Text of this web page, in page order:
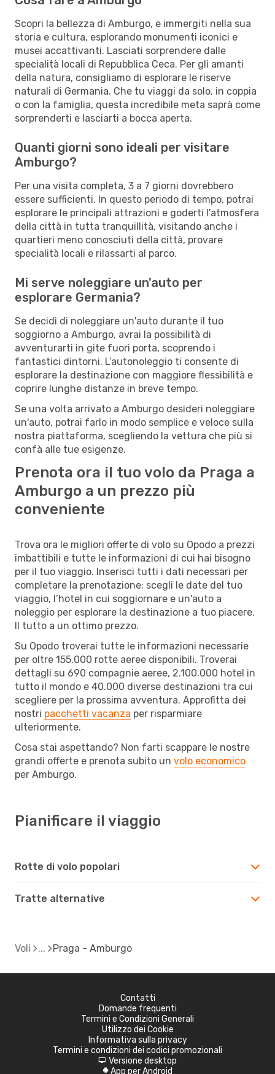
Scopri la bellezza di Amburgo, e immergiti nella sua
storia e cultura, esplorando monumenti iconici e
musei accattivanti. Lasciati sorprendere dalle
specialità locali di Repubblica Ceca. Per gli amanti
della natura, consigliamo di esplorare le riserve
naturali di Germania. Che tu viaggi da solo, in coppia
o con la famiglia, questa incredibile meta saprà come
sorprenderti e lasciarti a bocca aperta.
Quanti giorni sono ideali per visitare
Amburgo?
Per una visita completa, 3 a 7 giorni dovrebbero
essere sufficienti. In questo periodo di tempo, potrai
esplorare le principali attrazioni e goderti l'atmosfera
della città in tutta tranquillità, visitando anche i
quartieri meno conosciuti della città, provare
specialità locali e rilassarti al parco.
Mi serve noleggiare un'auto per
esplorare Germania?
Se decidi di noleggiare un'auto durante il tuo
soggiorno a Amburgo, avrai la possibilità di
avventurarti in gite fuori porta, scoprendo i
fantastici dintorni. L’autonoleggio ti consente di
esplorare la destinazione con maggiore flessibilità e
coprire lunghe distanze in breve tempo.
Se una volta arrivato a Amburgo desideri noleggiare
un'auto, potrai farlo in modo semplice e veloce sulla
nostra piattaforma, scegliendo la vettura che più si
confà alle tue esigenze.
Prenota ora il tuo volo da Praga a
Amburgo a un prezzo più
conveniente
Trova ora le migliori offerte di volo su Opodo a prezzi
imbattibili e tutte le informazioni di cui hai bisogno
per il tuo viaggio. Inserisci tutti i dati necessari per
completare la prenotazione: scegli le date del tuo
viaggio, l’hotel in cui soggiornare e un'auto a
noleggio per esplorare la destinazione a tuo piacere.
Il tutto a un ottimo prezzo.
Su Opodo troverai tutte le informazioni necessarie
per oltre 155.000 rotte aeree disponibili. Troverai
dettagli su 690 compagnie aeree, 2.100.000 hotel in
tutto il mondo e 40.000 diverse destinazioni tra cui
scegliere per la prossima avventura. Approfitta dei
nostri pacchetti vacanza per risparmiare
ulteriormente.
Cosa stai aspettando? Non farti scappare le nostre
grandi offerte e prenota subito un volo economico
per Amburgo.
Pianificare il viaggio
Rotte di volo popolari
Tratte alternative
Voli Praga - Amburgo
Contatti
Domande frequenti
Termini e Condizioni Generali
Utilizzo dei Cookie
Informativa sulla privacy
Termini e condizioni dei codici promozionali
d Versione desktop
A App per Android